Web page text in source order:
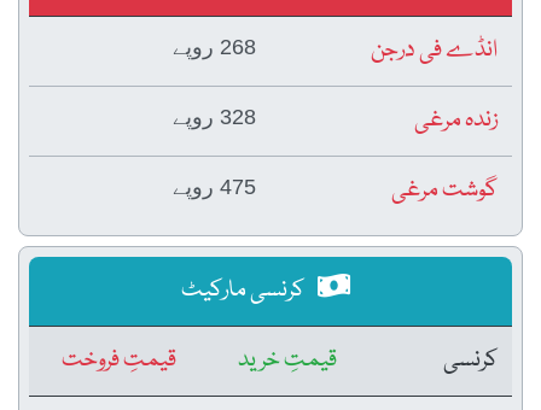
انڈے فی درجن
268 روپے
زندہ مرغی 328 روپے
گوشت مرغی 475 روپے
کرنسی مارکیٹ
کرنسی
قیمتِ خرید
قیمتِ فروخت